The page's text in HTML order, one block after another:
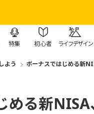
特集 初心者 ライフデザイン
よう ボーナスではじめる新
める新